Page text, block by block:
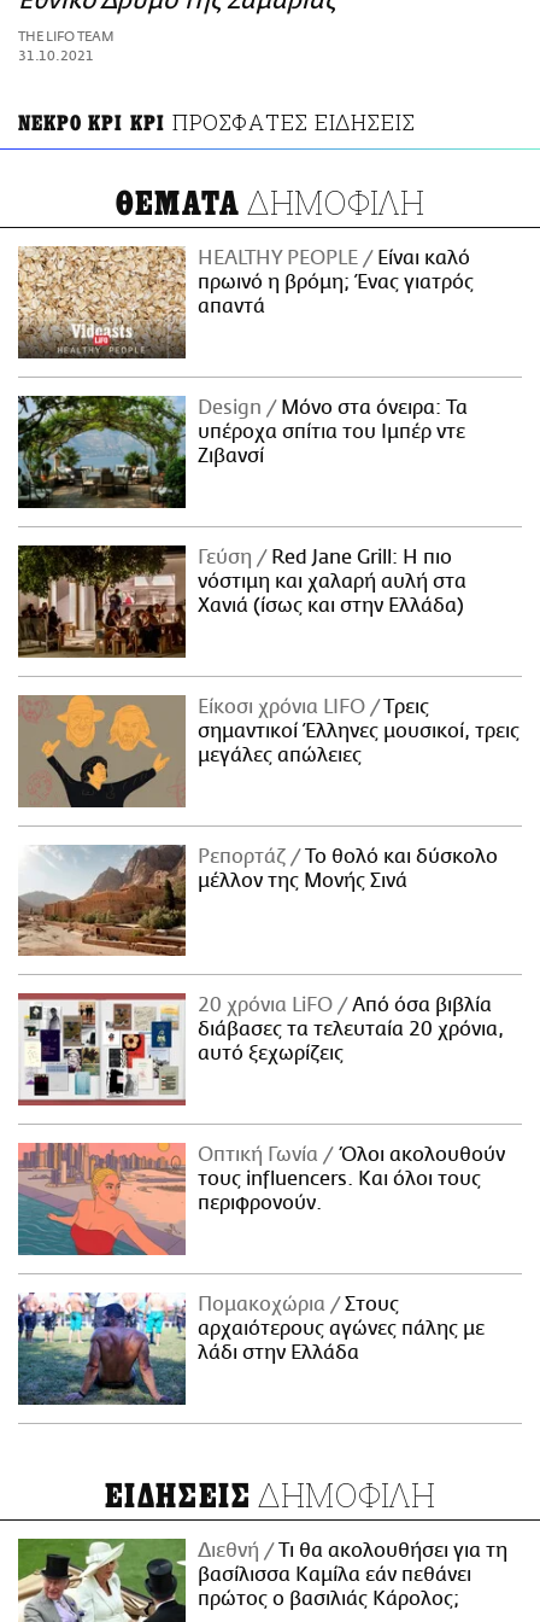
ΑΜΠΑ
PRINT
THE LIFO TEAM
31.10.2021
ΝΕΚΡΟ ΚΡΙ ΚΡΙ ΠΡΟΣΦΑΤΕΣ ΕΙΔΗΣΕΙΣ
ΘΕΜΑΤΑ ΔΗΜΟΦΙΛΗ
HEALTHY PEOPLE
Είναι καλό
πρωινό η βρόμη; Ένας γιατρός
απαντά
Design
Μόνο στα όνειρα: Τα
υπέροχα σπίτια του Ιμπέρ ντε
Ζιβανσί
Γεύση
Red Jane Grill: Η πιο
νόστιμη και χαλαρή αυλή στα
Χανιά (ίσως και στην Ελλάδα)
Είκοσι χρόνια LIFO
Tρεις
σημαντικοί Έλληνες μουσικοί, τρεις
μεγάλες απώλειες
Ρεπορτάζ
Το θολό και δύσκολο
μέλλον της Μονής Σινά
20 χρόνια LiFO
Από όσα βιβλία
διάβασες τα τελευταία 20 χρόνια,
αυτό ξεχωρίζεις
Οπτική Γωνία
Όλοι ακολουθούν
τους influencers. Και όλοι τους
περιφρονούν.
Πομακοχώρια
Στους
αρχαιότερους αγώνες πάλης με
λάδι στην Ελλάδα
ΕΙΔΗΣΕΙΣ ΔΗΜΟΦΙΛΗ
Διεθνή
Τι θα ακολουθήσει για τη
βασίλισσα Καμίλα εάν πεθάνει
πρώτος ο βασιλιάς Κάρολος;